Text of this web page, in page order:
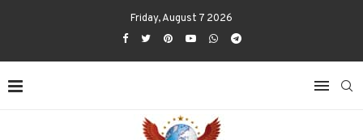
Friday, August 7 2026